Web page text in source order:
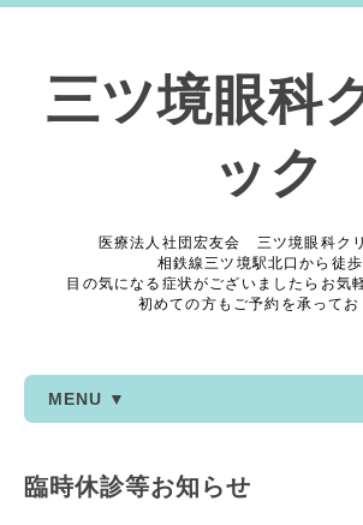
三ツ境眼科
ック
医療法人社団宏友会 三ツ境眼科ク
相鉄線三ツ境駅北口から徒
目の気になる症状がございましたらお気
初めての方もご予約を承ってお
MENU ▼
臨時休診等お知らせ